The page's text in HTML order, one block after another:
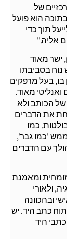
של
הוא פועל
תוך כדי
אליה."
ישר מאוד
נוח בסביבתו
בעל מרפקים
מאוד.
הכותב ולא
את הדברים
כמו
'כמו גבר',
עם הדברים
מומחית ומאמנת
ולאורי
ובהכוונה
כתב היד. יש
כתבי היד